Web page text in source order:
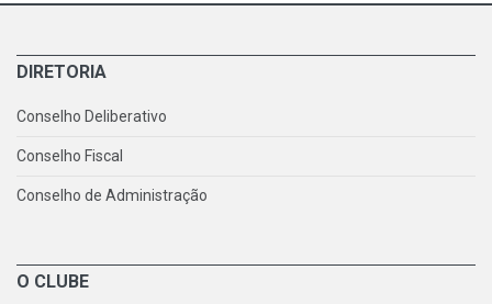
DIRETORIA
Conselho Deliberativo
Conselho Fiscal
Conselho de Administração
O CLUBE